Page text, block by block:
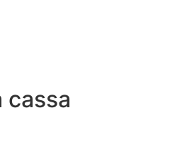
cassa